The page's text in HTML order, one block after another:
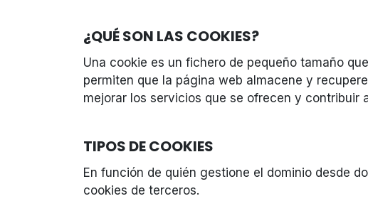
¿QUÉ SON LAS COOKIES?
Una cookie es un fichero de pequeño tamaño
permiten que la página web almacene y
mejorar los servicios que se ofrecen y contribuir
TIPOS DE COOKIES
En función de quién gestione el dominio desde
cookies de terceros.